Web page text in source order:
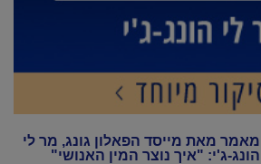
מאמר מאת מייסד הפאלון גונג, מר לי
הונג-ג'י: "איך נוצר המין האנושי"